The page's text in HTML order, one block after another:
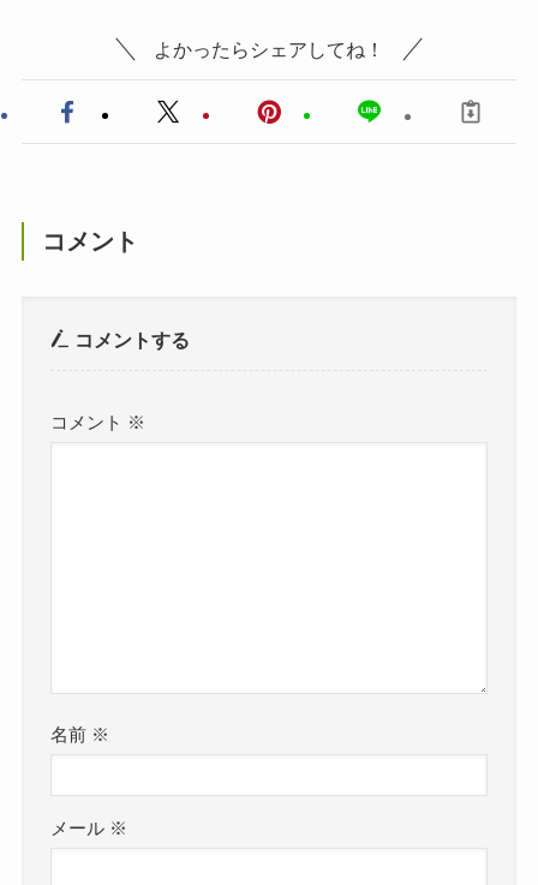
よかったらシェアしてね！
コメント
コメントする
コメント ※
名前 ※
メール ※